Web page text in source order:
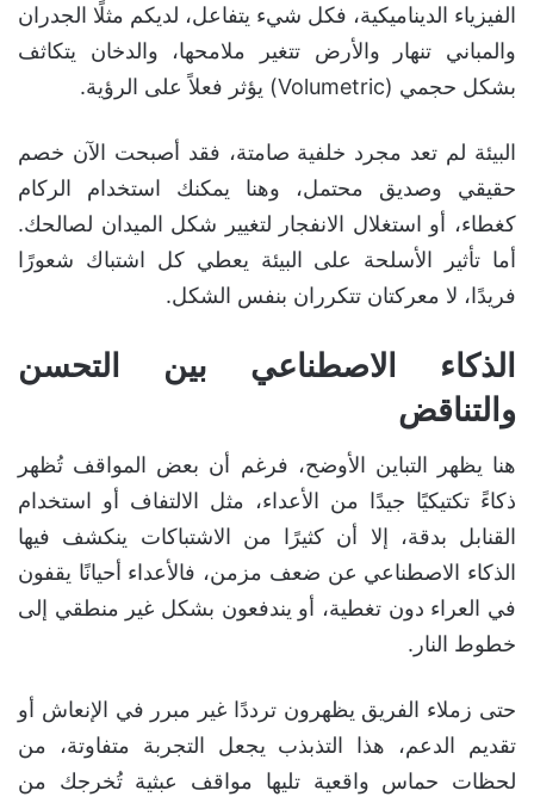
الفيزياء الديناميكية، فكل شيء يتفاعل، لديكم مثلًا الجدران
والمباني تنهار والأرض تتغير ملامحها، والدخان يتكاثف
بشكل حجمي (Volumetric) يؤثر فعلاً على الرؤية.
البيئة لم تعد مجرد خلفية صامتة، فقد أصبحت الآن خصم
حقيقي وصديق محتمل، وهنا يمكنك استخدام الركام
كغطاء، أو استغلال الانفجار لتغيير شكل الميدان لصالحك.
أما تأثير الأسلحة على البيئة يعطي كل اشتباك شعورًا
فريدًا، لا معركتان تتكرران بنفس الشكل.
الذكاء الاصطناعي بين التحسن
والتناقض
هنا يظهر التباين الأوضح، فرغم أن بعض المواقف تُظهر
ذكاءً تكتيكيًا جيدًا من الأعداء، مثل الالتفاف أو استخدام
القنابل بدقة، إلا أن كثيرًا من الاشتباكات ينكشف فيها
الذكاء الاصطناعي عن ضعف مزمن، فالأعداء أحيانًا يقفون
في العراء دون تغطية، أو يندفعون بشكل غير منطقي إلى
خطوط النار.
حتى زملاء الفريق يظهرون ترددًا غير مبرر في الإنعاش أو
تقديم الدعم، هذا التذبذب يجعل التجربة متفاوتة، من
لحظات حماس واقعية تليها مواقف عبثية تُخرجك من